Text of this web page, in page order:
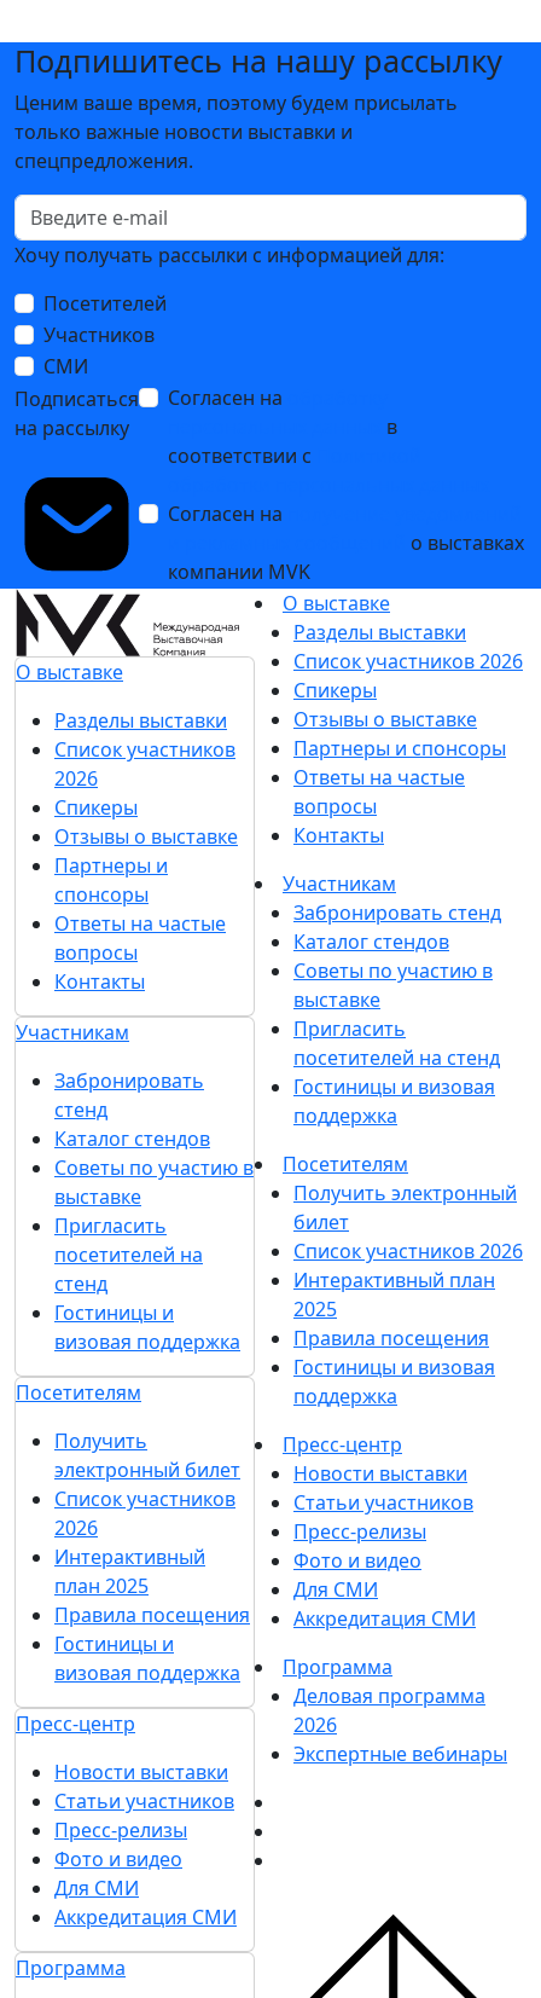
Подпишитесь на нашу рассылку
Ценим ваше время, поэтому будем присылать
только важные новости выставки и
спецпредложения.
Хочу получать рассылки с информацией для:
Посетителей
Участников
СМИ
Подписаться
на рассылку
Согласен на
в
соответствии с
Согласен на
о выставках
компании MVK
О выставке
Разделы выставки
Список участников
2026
Спикеры
Отзывы о выставке
Партнеры и
спонсоры
Ответы на частые
вопросы
Контакты
Участникам
Забронировать
стенд
Каталог стендов
Советы по участию в
выставке
Пригласить
посетителей на
стенд
Гостиницы и
визовая поддержка
Посетителям
Получить
электронный билет
Список участников
2026
Интерактивный
план 2025
Правила посещения
Гостиницы и
визовая поддержка
Пресс-центр
Новости выставки
Статьи участников
Пресс-релизы
Фото и видео
Для СМИ
Аккредитация СМИ
Программа
О выставке
Разделы выставки
Список участников 2026
Спикеры
Отзывы о выставке
Партнеры и спонсоры
Ответы на частые
вопросы
Контакты
Участникам
Забронировать стенд
Каталог стендов
Советы по участию в
выставке
Пригласить
посетителей на стенд
Гостиницы и визовая
поддержка
Посетителям
Получить электронный
билет
Список участников 2026
Интерактивный план
2025
Правила посещения
Гостиницы и визовая
поддержка
Пресс-центр
Новости выставки
Статьи участников
Пресс-релизы
Фото и видео
Для СМИ
Аккредитация СМИ
Программа
Деловая программа
2026
Экспертные вебинары